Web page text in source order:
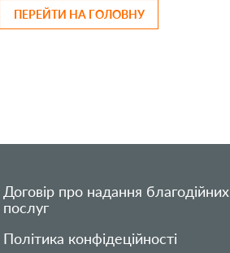
ПЕРЕЙТИ НА ГОЛОВНУ
Договір про надання благодійних
послуг
Політика конфідеційності